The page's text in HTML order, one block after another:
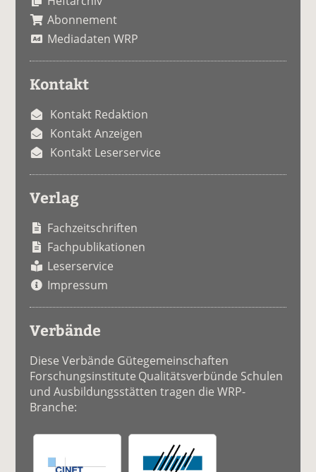
Abonnement
Mediadaten WRP
Kontakt
Kontakt Redaktion
Kontakt Anzeigen
Kontakt Leserservice
Verlag
Fachzeitschriften
Fachpublikationen
Leserservice
Impressum
Verbände
Diese Verbände Gütegemeinschaften
Forschungsinstitute Qualitätsverbünde Schulen
und Ausbildungsstätten tragen die WRP-
Branche: